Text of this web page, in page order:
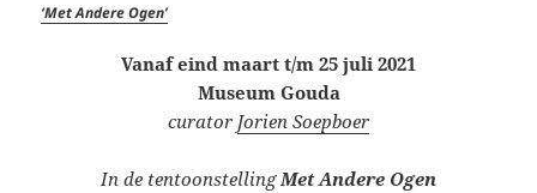
‘Met Andere Ogen’
Vanaf eind maart t/m 25 juli 2021
Museum Gouda
curator Jorien Soepboer
In de tentoonstelling Met Andere Ogen